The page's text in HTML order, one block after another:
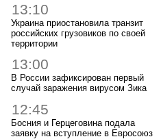
13:10
Украина приостановила транзит
российских грузовиков по своей
территории
13:00
В России зафиксирован первый
случай заражения вирусом Зика
12:45
Босния и Герцеговина подала
заявку на вступление в Евросоюз